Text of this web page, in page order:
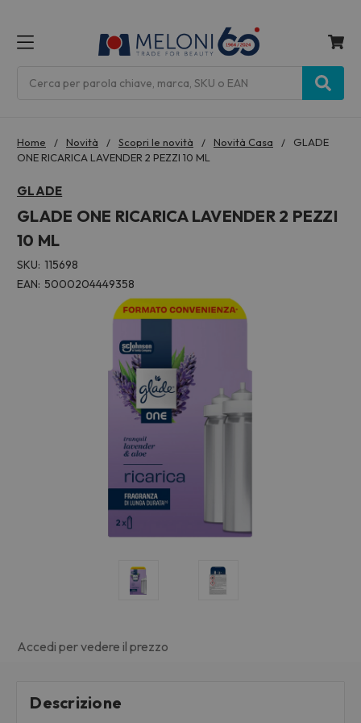
Home Novità Scopri le novità Novità Casa
GLADE
ONE RICARICA LAVENDER 2 PEZZI 10 ML
GLADE
GLADE ONE RICARICA LAVENDER 2 PEZZI
10 ML
SKU: 115698
EAN: 5000204449358
Accedi per vedere il prezzo
Descrizione